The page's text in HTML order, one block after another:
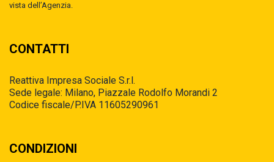
vista dell’Agenzia.
CONTATTI
Reattiva Impresa Sociale S.r.l.
Sede legale: Milano, Piazzale Rodolfo Morandi 2
Codice fiscale/P.IVA 11605290961
CONDIZIONI